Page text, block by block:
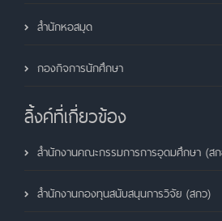
สำนักหอสมุด
กองกิจการนักศึกษา
ลิ้งค์ที่เกี่ยวข้อง
สำนักงานคณะกรรมการการอุดมศึกษา (ส
สำนักงานกองทุนสนับสนุนการวิจัย (สกว)